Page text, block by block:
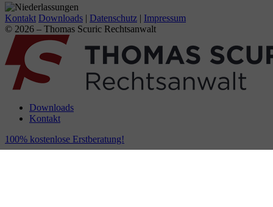
Kontakt Downloads | Datenschutz | Impressum
© 2026 – Thomas Scuric Rechtsanwalt
Downloads
Kontakt
100% kostenlose Erstberatung!